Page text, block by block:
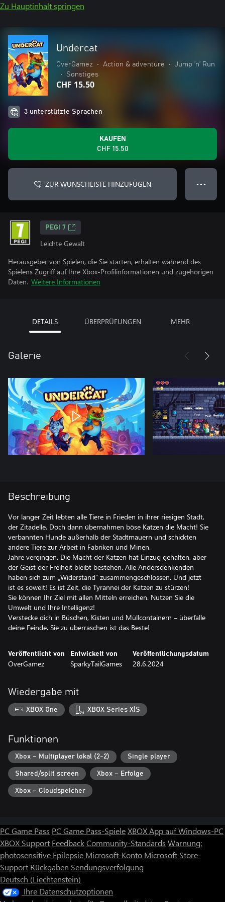
Zu Hauptinhalt springen
Undercat
OverGamez • Action & adventure •
Jump ’n’ Run
•
Sonstiges
CHF 15.50
3 unterstützte Sprachen
KAUFEN
CHF 15.50
ZUR WUNSCHLISTE HINZUFÜGEN ● ● ●
PEGI 7
Leichte Gewalt
Herausgeber von Spielen, die Sie starten, erhalten während des
Spielens Zugriff auf Ihre Xbox-Profilinformationen und zugehörigen
Daten. Weitere Informationen
DETAILS ÜBERPRÜFUNGEN MEHR
Galerie
Beschreibung
Vor langer Zeit lebten alle Tiere in Frieden in ihrer riesigen Stadt,
der Zitadelle. Doch dann übernahmen böse Katzen die Macht! Sie
verbannten Hunde außerhalb der Stadtmauern und schickten
andere Tiere zur Arbeit in Fabriken und Minen.
Jahre vergingen. Die Macht der Katzen hat Einzug gehalten, aber
der Geist der Freiheit bleibt bestehen. Alle Andersdenkenden
haben sich zum „Widerstand“ zusammengeschlossen. Und jetzt
ist es soweit! Es ist Zeit, die Tyrannei der Katzen zu stürzen!
Sie können Ihr Ziel mit allen Mitteln erreichen. Nutzen Sie die
Umwelt und Ihre Intelligenz!
Verstecke dich in Büschen, Kisten und Müllcontainern – überfalle
deine Feinde. Sie zu überraschen ist das Beste!
Veröffentlicht von
OverGamez
Entwickelt von
SparkyTailGames
Veröffentlichungsdatum
28.6.2024
Wiedergabe mit
XBOX One XBOX Series X|S
Funktionen
Xbox – Multiplayer lokal (2-2) Single player
Shared/split screen Xbox – Erfolge
Xbox – Cloudspeicher
PC Game Pass PC Game Pass-SpieleXBOX App auf Windows-PC
XBOX Support FeedbackCommunity-Standards Warnung:
photosensitive Epilepsie Microsoft-Konto Microsoft Store-
Support Rückgaben Sendungsverfolgung
Deutsch (Liechtenstein)
Ihre Datenschutzoptionen